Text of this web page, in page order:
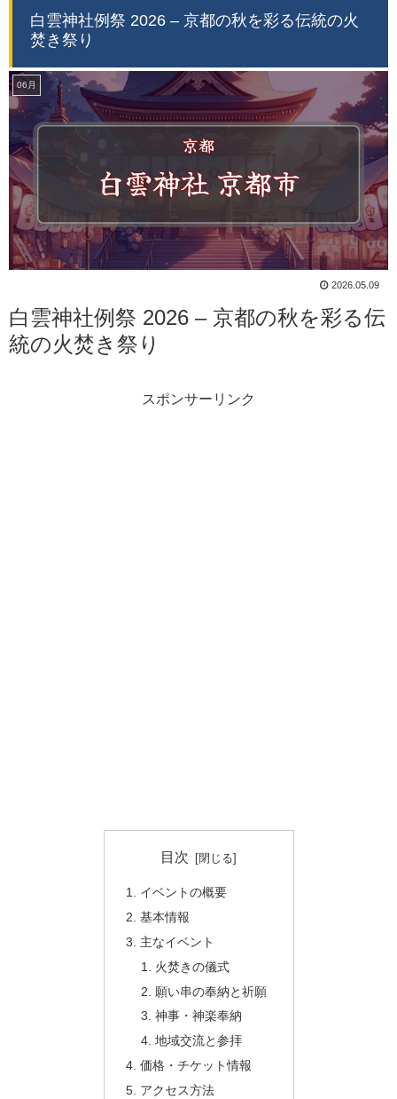
白雲神社例祭 2026 – 京都の秋を彩る伝統の火
焚き祭り
06月
2026.05.09
白雲神社例祭 2026 – 京都の秋を彩る伝
統の火焚き祭り
スポンサーリンク
目次
イベントの概要
基本情報
主なイベント
火焚きの儀式
願い串の奉納と祈願
神事・神楽奉納
地域交流と参拝
価格・チケット情報
アクセス方法